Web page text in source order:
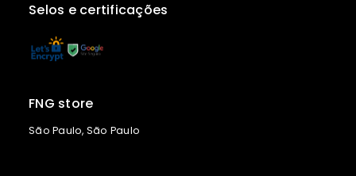
Selos e certificações
FNG store
São Paulo, São Paulo